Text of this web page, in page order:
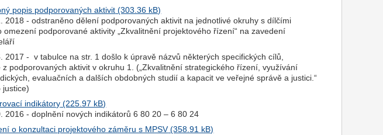
popis podporovaných aktivit
2018 - odstraněno dělení podporovaných aktivit na jednotlivé okruhy s dílčími
omezení podporované aktivity „Zkvalitnění projektového řízení“ na zavedení
2017 - v tabulce na str. 1 došlo k úpravě názvů některých specifických cílů,
z podporovaných aktivit v okruhu 1. („Zkvalitnění strategického řízení, využívání
evaluačních a dalších obdobných studií a kapacit ve veřejné správě a justici.“
justice)
indikátory
2016 - doplnění nových indikátorů 6 80 20 – 6 80 24
o konzultaci projektového záměru s MPSV